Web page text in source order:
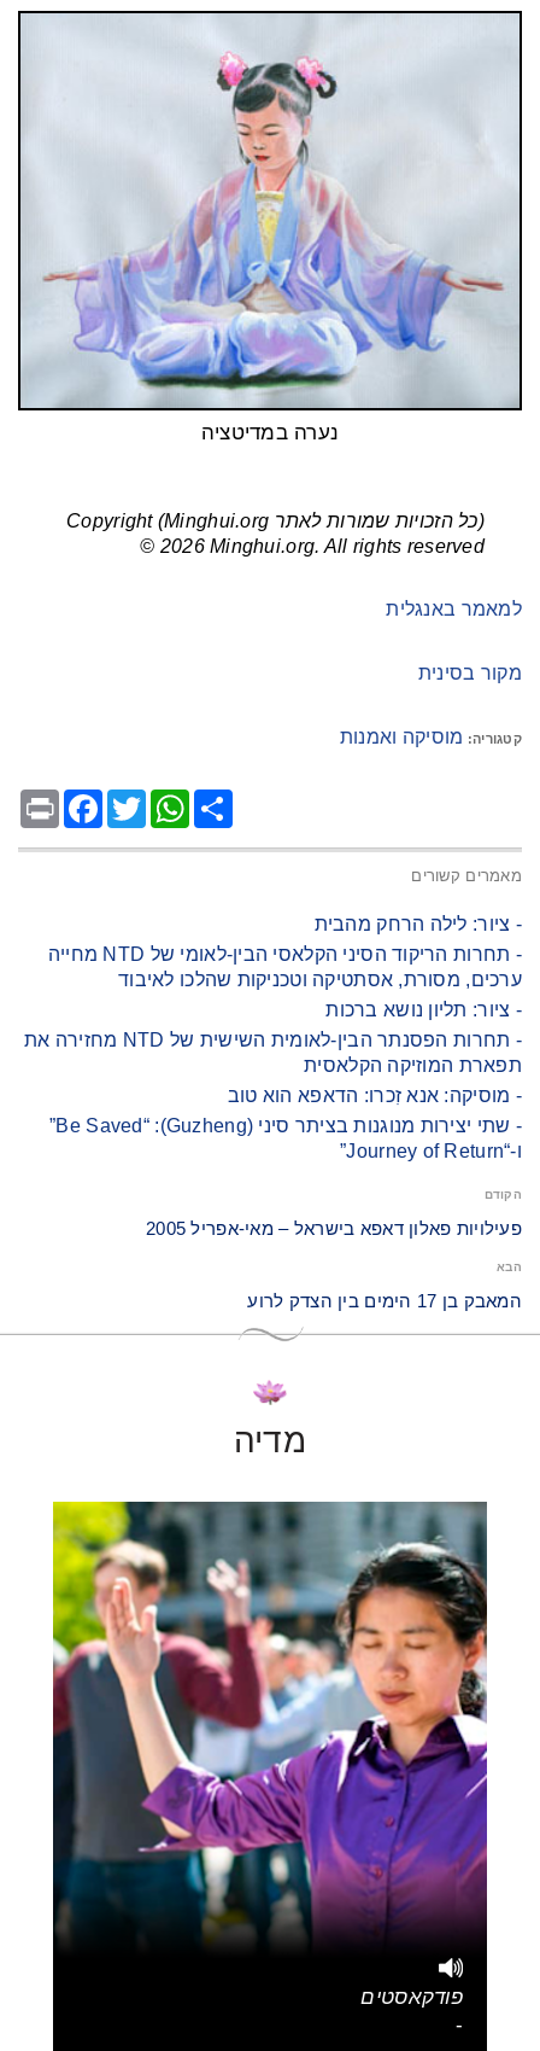
נערה במדיטציה
(כל הזכויות שמורות לאתר Minghui.org) Copyright
© 2026 Minghui.org. All rights reserved
למאמר באנגלית
מקור בסינית
קטגוריה: מוסיקה ואמנות
Print
FacebookTwitter
WhatsAppShare
מאמרים קשורים
- ציור: לילה הרחק מהבית
- תחרות הריקוד הסיני הקלאסי הבין-לאומי של NTD מחייה
ערכים, מסורת, אסתטיקה וטכניקות שהלכו לאיבוד
- ציור: תליון נושא ברכות
- תחרות הפסנתר הבין-לאומית השישית של NTD מחזירה את
תפארת המוזיקה הקלאסית
- מוסיקה: אנא זִכרו: הדאפא הוא טוב
- שתי יצירות מנוגנות בציתר סיני (Guzheng): “Be Saved”
ו-“Journey of Return”
הקודם
פעילויות פאלון דאפא בישראל – מאי-אפריל 2005
הבא
המאבק בן 17 הימים בין הצדק לרוע
מדיה
פודקאסטים
-